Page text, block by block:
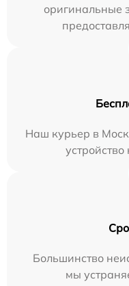
оригинальные
Наш курьер в
Большинство
мы